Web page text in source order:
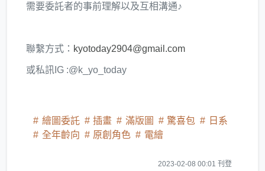
需要委託者的事前理解以及互相溝通♪
聯繫方式： kyotoday2904@gmail.com
或私訊IG :@k_yo_today
繪圖委託 插畫 滿版圖 驚喜包
日系
全年齡向
原創角色 電繪
2023-02-08 00:01 刊登